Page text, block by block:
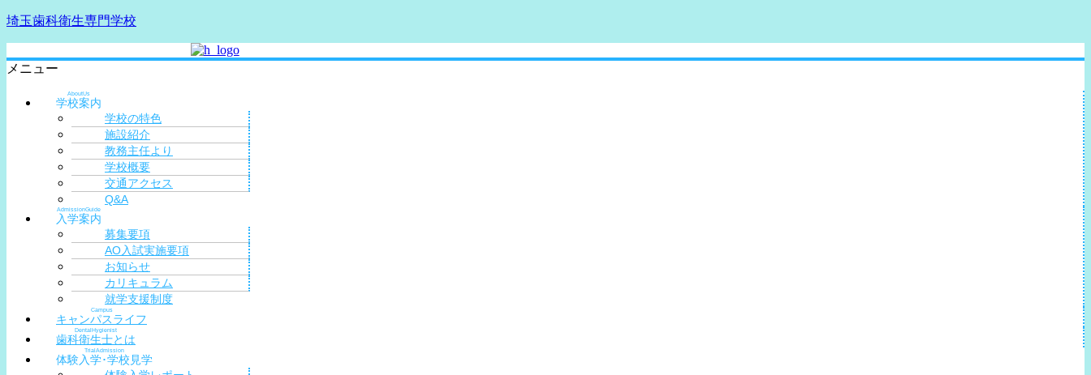
埼玉歯科衛生専門学校
メニュー
学校案内
AboutUs
学校の特色
施設紹介
教務主任より
学校概要
交通アクセス
Q&A
入学案内
AdmissionGuide
募集要項
AO入試実施要項
お知らせ
カリキュラム
就学支援制度
キャンパスライフ
Campus
歯科衛生士とは
DentalHygienist
体験入学･学校見学
TrialAdmission